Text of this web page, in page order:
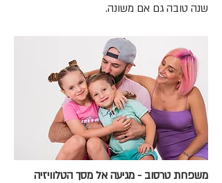
שנה טובה גם אם משונה.
משפחת טרסוב - מגיעה אל מסך הטלוויזיה